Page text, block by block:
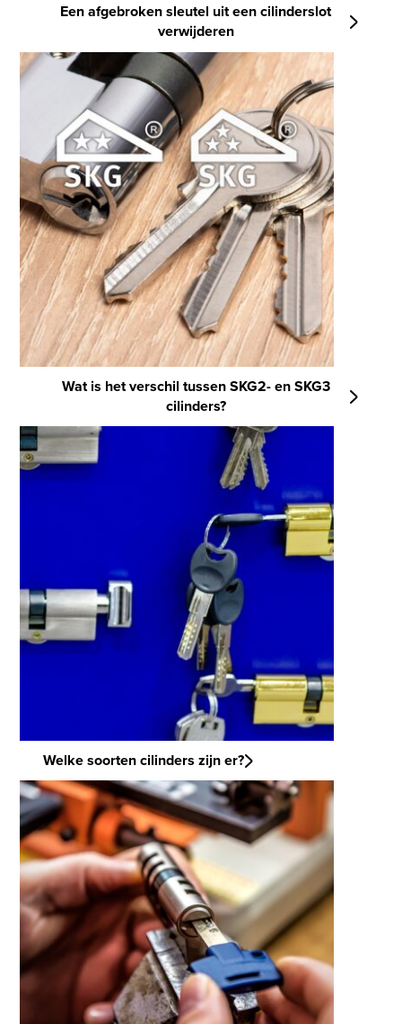
Een afgebroken sleutel uit een cilinderslot
verwijderen
Wat is het verschil tussen SKG2- en SKG3
cilinders?
Welke soorten cilinders zijn er?